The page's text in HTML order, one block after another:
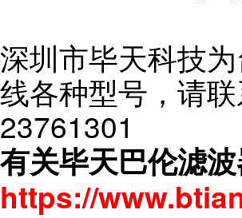
深圳市毕天科技
线各种型号，请
23761301
有关毕天巴伦滤
https://